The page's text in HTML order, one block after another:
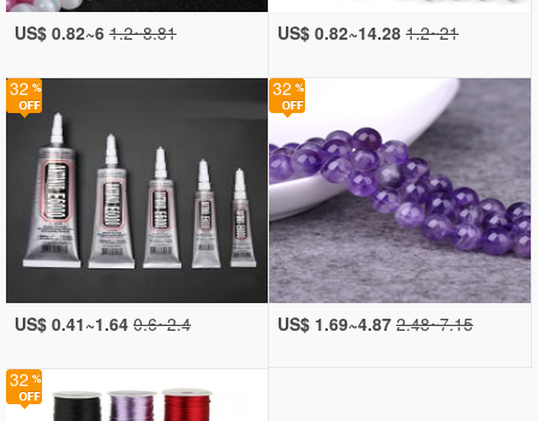
US$ 0.82~6 1.2~8.81 US$ 0.82~14.28 1.2~21
32
US$ 0.41~1.64 0.6~2.4
32
US$ 1.69~4.87 2.48~7.15
32